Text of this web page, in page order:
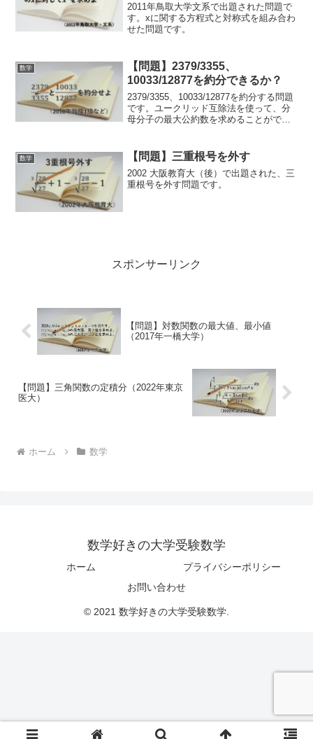
2011年鳥取大学文系で出題された問題で
す。xに関する方程式と対称式を組み合わ
せた問題です。
数学
【問題】2379/3355、
10033/12877を約分できるか？
2379/3355、10033/12877を約分する問題
です。ユークリッド互除法を使って、分
母分子の最大公約数を求めることができ
数学 【問題】三重根号を外す
2002 大阪教育大（後）で出題された、三
重根号を外す問題です。
スポンサーリンク
【問題】対数関数の最大値、最小値
（2017年一橋大学）
【問題】三角関数の定積分（2022年東京
医大）
ホーム 数学
数学好きの大学受験数学
ホーム
プライバシーポリシー
お問い合わせ
© 2021 数学好きの大学受験数学.